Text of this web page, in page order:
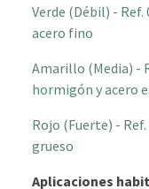
Verde (Débil) -
acero fino
Amarillo (Media) -
hormigón y acero
Rojo (Fuerte) -
grueso
Aplicaciones